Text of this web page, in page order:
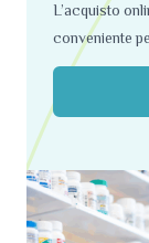
L’acquisto
conveniente